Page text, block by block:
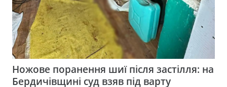
Ножове поранення шиї після застілля: на
Бердичівщині суд взяв під варту